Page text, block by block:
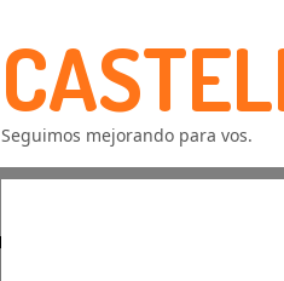
Seguimos mejorando para vos.